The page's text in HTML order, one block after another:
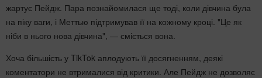
жартує Пейдж. Пара познайомилася ще тоді, коли дівчина була
на піку ваги, і Меттью підтримував її на кожному кроці. "Це як
ніби в нього нова дівчина", — сміється вона.
Хоча більшість у TikTok аплодують її досягненням, деякі
коментатори не втрималися від критики. Але Пейдж не дозволяє